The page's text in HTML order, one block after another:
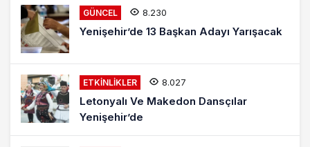
GÜNCEL 8.230
Yenişehir’de 13 Başkan Adayı Yarışacak
ETKINLIKLER 8.027
Letonyalı Ve Makedon Dansçılar
Yenişehir’de